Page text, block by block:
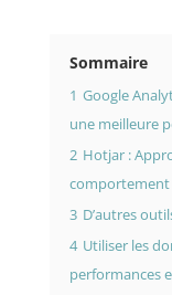
Sommaire
1 Google
une meilleure
2 Hotjar :
comportement
3 D’autres
4 Utiliser les
performances